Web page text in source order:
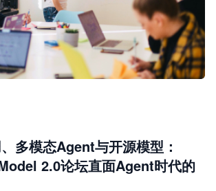
多模态Agent与开源模型：
2.0论坛直面Agent时代的